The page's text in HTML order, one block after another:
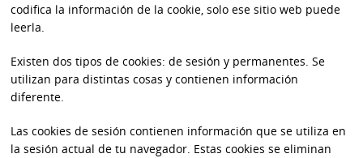
codifica la información de la cookie, solo ese sitio web puede
leerla.
Existen dos tipos de cookies: de sesión y permanentes. Se
utilizan para distintas cosas y contienen información
diferente.
Las cookies de sesión contienen información que se utiliza en
la sesión actual de tu navegador. Estas cookies se eliminan